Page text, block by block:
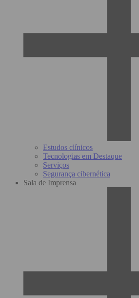
Estudos clínicos
Tecnologias em Destaque
Serviços
Segurança cibernética
Sala de Imprensa